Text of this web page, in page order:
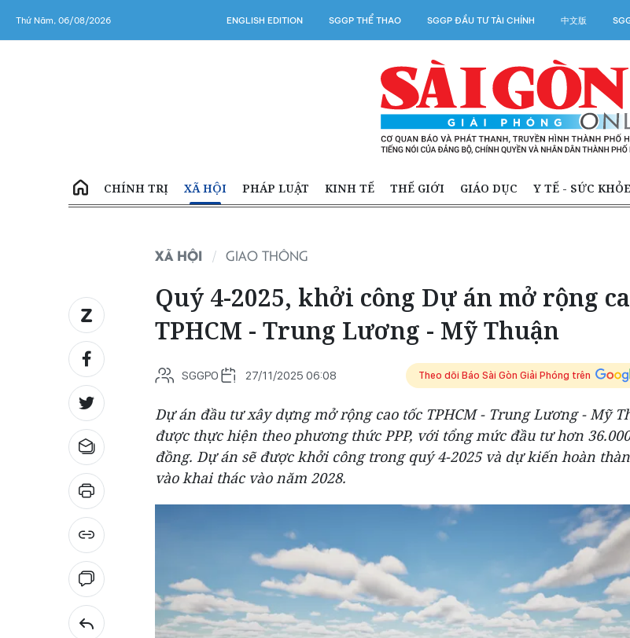
Thứ Năm, 06/08/2026 ENGLISH EDITION SGGP THỂ THAO SGGP ĐẦU TƯ TÀI CHÍNH 中文版
CHÍNH TRỊ XÃ HỘI PHÁP LUẬT KINH TẾ THẾ GIỚI GIÁO DỤC Y TẾ - SỨC KHỎE
XÃ HỘI GIAO THÔNG
Quý 4-2025, khởi công Dự án mở rộng
TPHCM - Trung Lương - Mỹ Thuận
SGGPO 27/11/2025 06:08 Theo dõi Báo Sài Gòn Giải Phóng trên
Dự án đầu tư xây dựng mở rộng cao tốc TPHCM - Trung Lương - Mỹ
được thực hiện theo phương thức PPP, với tổng mức đầu tư hơn
đồng. Dự án sẽ được khởi công trong quý 4-2025 và dự kiến hoàn
vào khai thác vào năm 2028.